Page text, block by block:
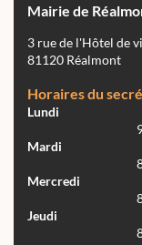
Mairie de
3 rue de l'Hôtel de
81120 Réalmont
Horaires du
Lundi
Mardi
Mercredi
Jeudi